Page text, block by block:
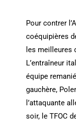
Pour contrer
coéquipières
les meilleures
L’entraîneur
équipe
gauchère,
l’attaquante
soir, le TFOC